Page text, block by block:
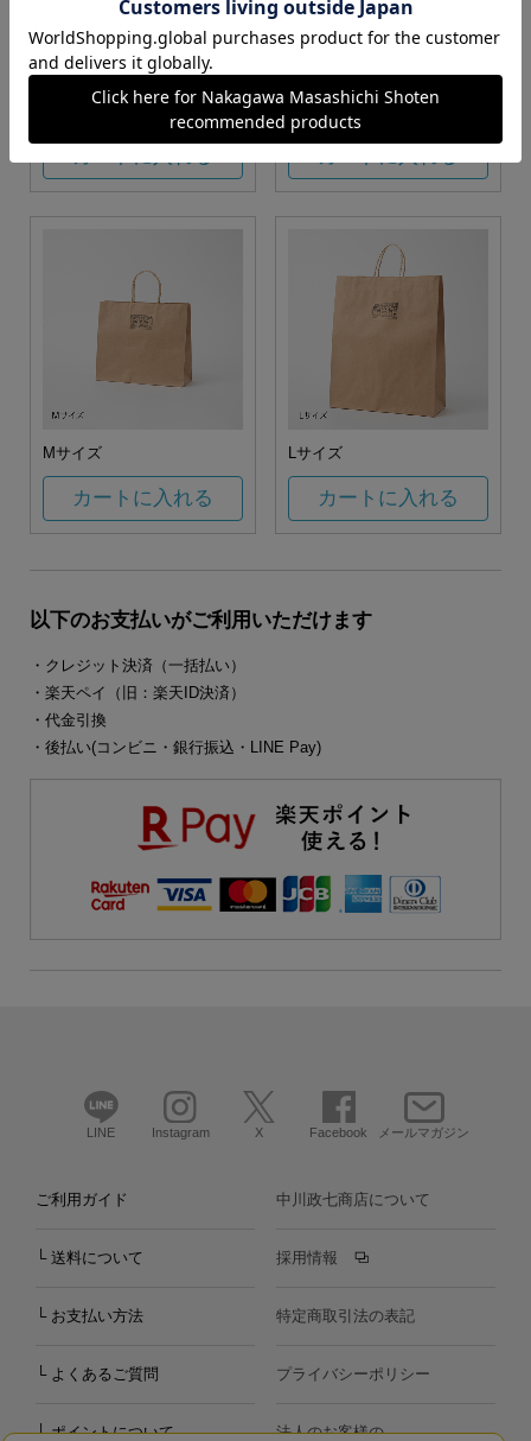
S・M・Lサイズより当店に
Sサイズ
Mサイズ
カートに入れる
Lサイズ
カートに入れる
以下のお支払いがご利用いただけます
・クレジット決済（一括払い）
・楽天ペイ（旧：楽天ID決済）
・代金引換
・後払い(コンビニ・銀行振込・LINE Pay)
LINE Instagram X Facebook メールマガジン
ご利用ガイド
└ 送料について
└ お支払い方法
└ よくあるご質問
└ ポイントについて
中川政七商店について
採用情報
特定商取引法の表記
プライバシーポリシー
法人のお客様の